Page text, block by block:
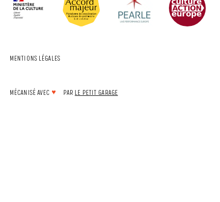
MENTIONS LÉGALES
MÉCANISÉ AVEC ♥ PAR LE PETIT GARAGE